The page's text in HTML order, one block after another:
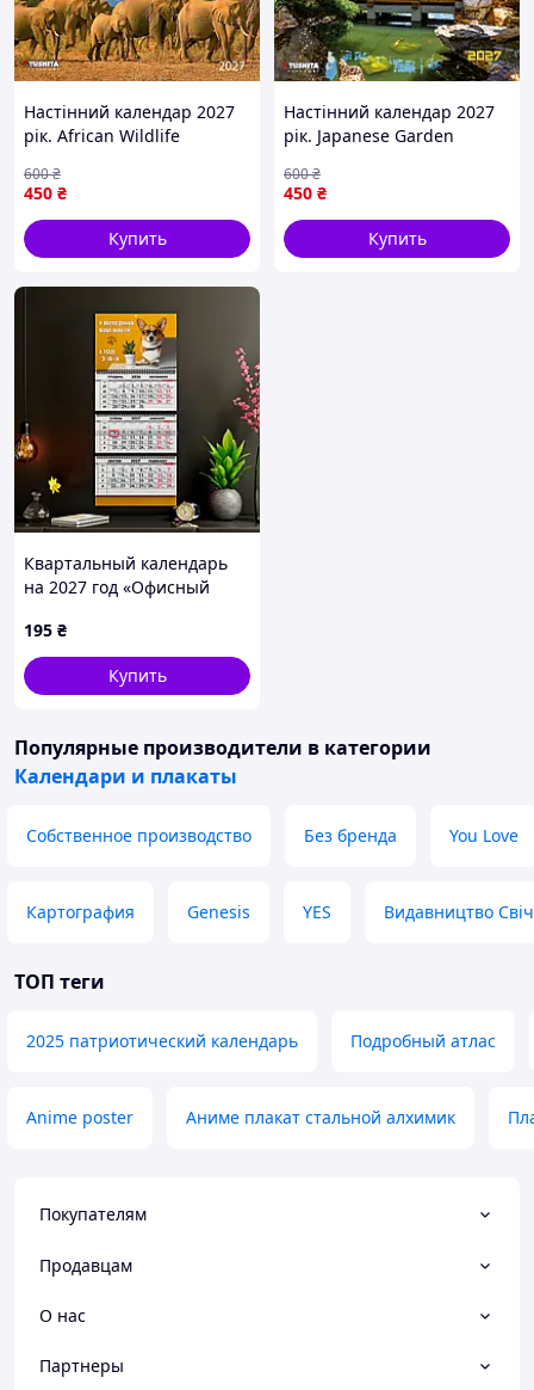
Настінний календар 2027
рік. African Wildlife
450 ₴
600₴
Купить
Настінний календар 2027
рік. Japanese Garden
450 ₴
600₴
Купить
Квартальный календарь
на 2027 год «Офисный
195 ₴
Купить
Популярные производители в категории
Календари и плакаты
Собственное производство Без бренда You Love
Картография Genesis YES Видавництво
ТОП теги
2025 патриотический календарь Подробный атлас
Anime poster Аниме плакат стальной алхимик
Покупателям
Продавцам
О нас
Партнеры